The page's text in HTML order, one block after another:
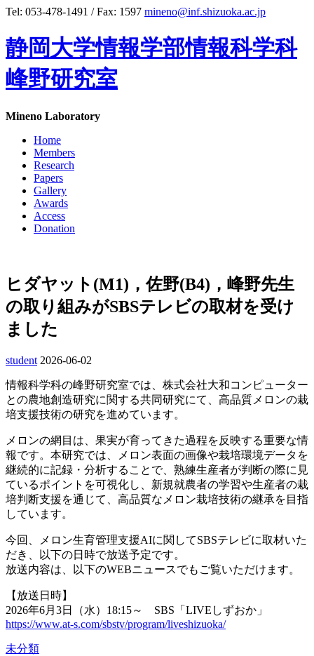
Tel: 053-478-1491 / Fax: 1597 mineno@inf.shizuoka.ac.jp
静岡大学情報学部情報科学科
峰野研究室
Mineno Laboratory
Home
Members
Research
Papers
Gallery
Awards
Access
Donation
ヒダヤット(M1)，佐野(B4)，峰野先生
の取り組みがSBSテレビの取材を受け
ました
student 2026-06-02
情報科学科の峰野研究室では、株式会社大和コンピューター
との農地創造研究に関する共同研究にて、高品質メロンの栽
培支援技術の研究を進めています。
メロンの網目は、果実が育ってきた過程を反映する重要な情
報です。本研究では、メロン表面の画像や栽培環境データを
継続的に記録・分析することで、熟練生産者が判断の際に見
ているポイントを可視化し、新規就農者の学習や生産者の栽
培判断支援を通じて、高品質なメロン栽培技術の継承を目指
しています。
今回、メロン生育管理支援AIに関してSBSテレビに取材いた
だき、以下の日時で放送予定です。
放送内容は、以下のWEBニュースでもご覧いただけます。
【放送日時】
2026年6月3日（水）18:15～ SBS「LIVEしずおか」
https://www.at-s.com/sbstv/program/liveshizuoka/
未分類